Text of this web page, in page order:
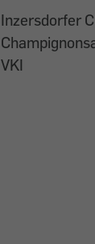
Inzersdorfer
VKI